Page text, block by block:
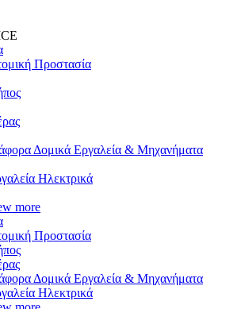
Προστασία
Δομικά Εργαλεία & Μηχανήματα
Ηλεκτρικά
more
Προστασία
Δομικά Εργαλεία & Μηχανήματα
Ηλεκτρικά